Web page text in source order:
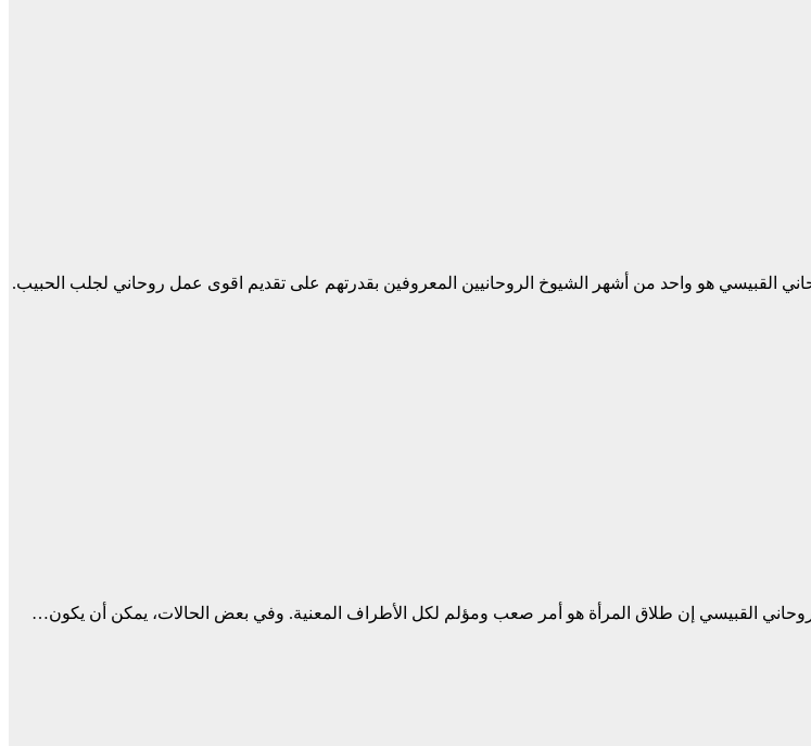
القبيسي إن طلاق المرأة هو أمر صعب ومؤلم لكل الأطراف المعنية. وفي بعض الحالات، يمكن أن يكون…